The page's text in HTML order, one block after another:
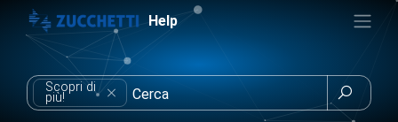
Help
Scopri di
più! 